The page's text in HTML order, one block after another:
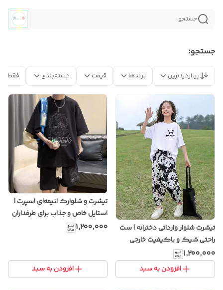
جستجو
جستجو:
پربازدیدترین برندها قیمت دسته‌بندی فقط
تیشرت شلوار وارداتی دخترانه | ست
راحتی شیک و باکیفیت خارجی
۱٬۲۰۰٬۰۰۰
افزودن به سبد
تیشرت و شلوارک انیمه‌ای اسپرت |
استایل خاص و جذاب برای طرفداران
انیمه
۱٬۲۰۰٬۰۰۰
افزودن به سبد